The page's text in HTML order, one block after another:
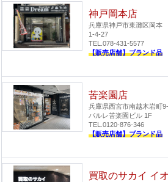
神戸岡本店
兵庫県神戸市東灘区岡本
1-4-27
TEL.078-431-5577
【販売店舗】ブランド品
苦楽園店
兵庫県西宮市南越木岩町
パルレ苦楽園ビル 1F
TEL.0120-876-346
【販売店舗】ブランド品
買取のサカイ イ